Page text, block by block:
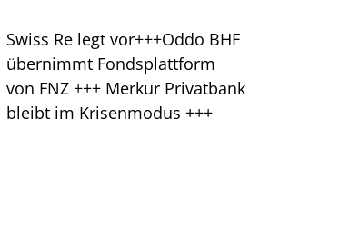
Swiss Re legt vor+++Oddo BHF
übernimmt Fondsplattform
von FNZ +++ Merkur Privatbank
bleibt im Krisenmodus +++